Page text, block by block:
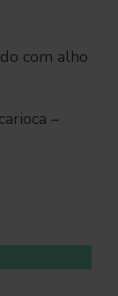
com alho
–